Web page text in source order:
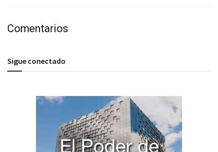
Comentarios
Sigue conectado